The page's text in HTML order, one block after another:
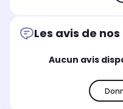
Les avis de
Aucun avis